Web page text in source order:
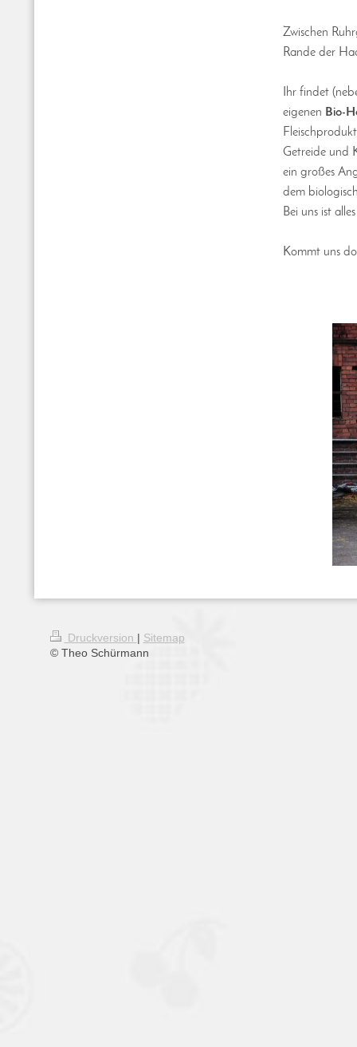
Zwischen
Rande der
Ihr findet
eigenen Bio-
Getreide und
ein großes
dem
Bei uns ist
Kommt uns
Druckversion | Sitemap
© Theo Schürmann